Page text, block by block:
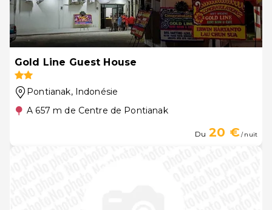
Gold Line Guest House
Pontianak, Indonésie
A 657 m de Centre de Pontianak
Du 20 €/ nuit